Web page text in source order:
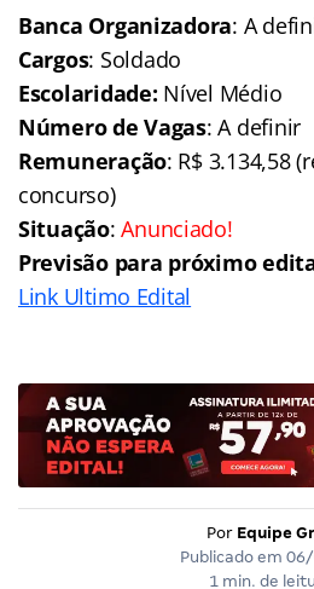
Banca Organizadora: A
Cargos: Soldado
Escolaridade: Nível Médio
Número de Vagas: A definir
Remuneração: R$ 3.134,58
concurso)
Situação:Anunciado!
Previsão para próximo
Link Ultimo Edital
Por Equipe
Publicado em
1 min. de